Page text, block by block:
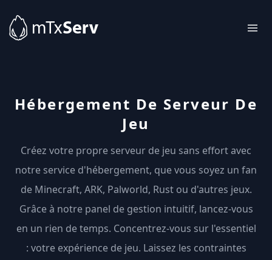
Hébergement De Serveur De
Jeu
Créez votre propre serveur de jeu sans effort avec
notre service d'hébergement, que vous soyez un fan
de Minecraft, ARK, Palworld, Rust ou d'autres jeux.
Grâce à notre panel de gestion intuitif, lancez-vous
en un rien de temps. Concentrez-vous sur l'essentiel
: votre expérience de jeu. Laissez les contraintes